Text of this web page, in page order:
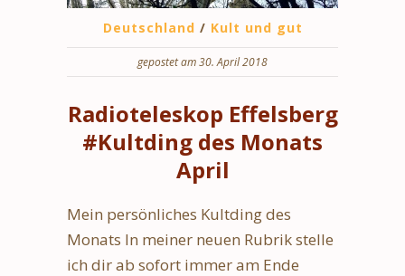
Deutschland / Kult und gut
gepostet am 30. April 2018
Radioteleskop Effelsberg
#Kultding des Monats
April
Mein persönliches Kultding des
Monats In meiner neuen Rubrik stelle
ich dir ab sofort immer am Ende